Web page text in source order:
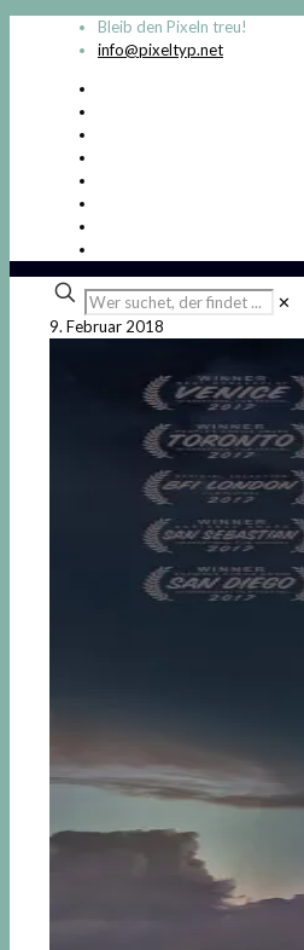
Bleib den Pixeln treu!
info@pixeltyp.net
Wer
suchet,
der
✕
9. Februar 2018